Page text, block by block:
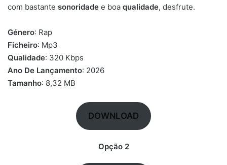
com bastante sonoridade e boa qualidade, desfrute.
Género: Rap
Ficheiro: Mp3
Qualidade: 320 Kbps
Ano De Lançamento: 2026
Tamanho: 8,32 MB
DOWNLOAD
Opção 2